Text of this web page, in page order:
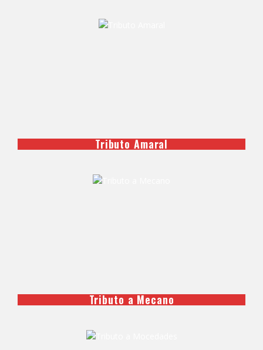
Tributo Amaral
Tributo a Mecano